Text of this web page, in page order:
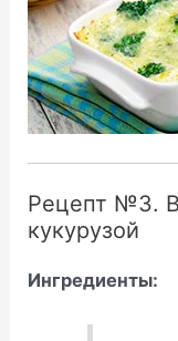
Рецепт №3.
кукурузой
Ингредиенты: